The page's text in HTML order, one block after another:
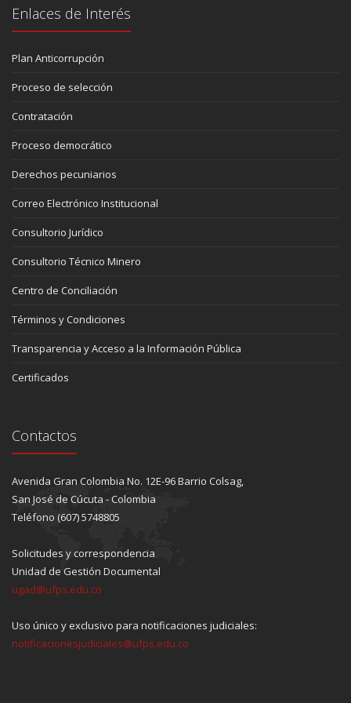
Enlaces de Interés
Plan Anticorrupción
Proceso de selección
Contratación
Proceso democrático
Derechos pecuniarios
Correo Electrónico Institucional
Consultorio Jurídico
Consultorio Técnico Minero
Centro de Conciliación
Términos y Condiciones
Transparencia y Acceso a la Información Pública
Certificados
Contactos
Avenida Gran Colombia No. 12E-96 Barrio Colsag,
San José de Cúcuta - Colombia
Teléfono (607) 5748805
Solicitudes y correspondencia
Unidad de Gestión Documental
ugad@ufps.edu.co
Uso único y exclusivo para notificaciones judiciales:
notificacionesjudiciales@ufps.edu.co